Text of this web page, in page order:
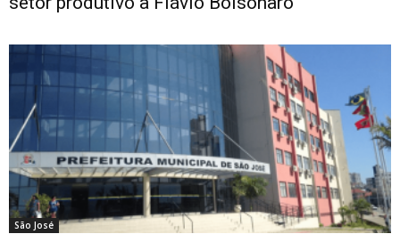
São José